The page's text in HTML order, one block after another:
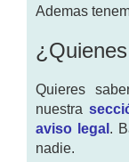
Ademas
Quieres
nuestra
aviso legal .
nadie.